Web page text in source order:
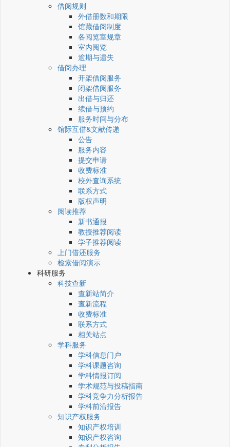
借阅规则
外借册数和期限
馆藏借阅制度
各阅览室规章
室内阅览
逾期与遗失
借阅办理
开架借阅服务
闭架借阅服务
出借与归还
续借与预约
服务时间与分布
馆际互借&文献传递
公告
服务内容
提交申请
收费标准
校外查询系统
联系方式
版权声明
阅读推荐
新书通报
教授推荐阅读
学子推荐阅读
上门借还服务
检索借阅演示
科研服务
科技查新
查新站简介
查新流程
收费标准
联系方式
相关站点
学科服务
学科信息门户
学科课题咨询
学科情报订阅
学术规范与投稿指南
学科竞争力分析报告
学科前沿报告
知识产权服务
知识产权培训
知识产权咨询